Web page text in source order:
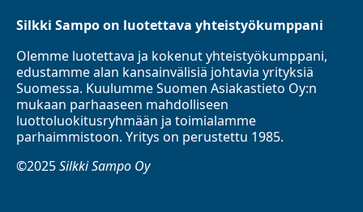
Silkki Sampo on luotettava yhteistyökumppani
Olemme luotettava ja kokenut yhteistyökumppani,
edustamme alan kansainvälisiä johtavia yrityksiä
Suomessa. Kuulumme Suomen Asiakastieto Oy:n
mukaan parhaaseen mahdolliseen
luottoluokitusryhmään ja toimialamme
parhaimmistoon. Yritys on perustettu 1985.
©2025Silkki Sampo Oy